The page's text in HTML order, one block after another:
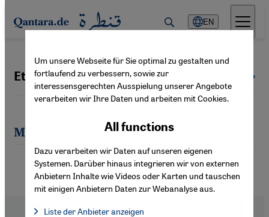
Direkt zum Inhalt springen
EN
Etgar Keret
Most recent articles by Etgar Keret
Um unsere Webseite für Sie optimal zu gestalten und
fortlaufend zu verbessern, sowie zur
interessensgerechten Ausspielung unserer Angebote
verarbeiten wir Ihre Daten und arbeiten mit Cookies.
All functions
Dazu verarbeiten wir Daten auf unseren eigenen
Systemen. Darüber hinaus integrieren wir von externen
Anbietern Inhalte wie Videos oder Karten und tauschen
mit einigen Anbietern Daten zur Webanalyse aus.
Liste der Anbieter anzeigen